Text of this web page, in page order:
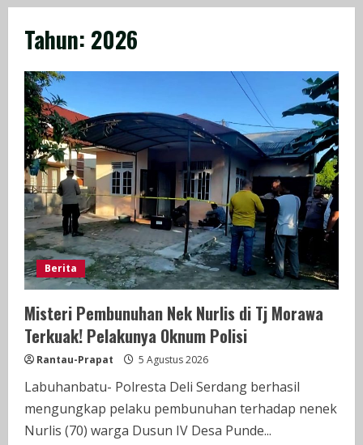
Tahun: 2026
Berita
Misteri Pembunuhan Nek Nurlis di Tj Morawa
Terkuak! Pelakunya Oknum Polisi
Rantau-Prapat 5 Agustus 2026
Labuhanbatu- Polresta Deli Serdang berhasil
mengungkap pelaku pembunuhan terhadap nenek
Nurlis (70) warga Dusun IV Desa Punde...